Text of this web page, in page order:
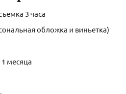
3 часа
обложка и виньетка)
месяца